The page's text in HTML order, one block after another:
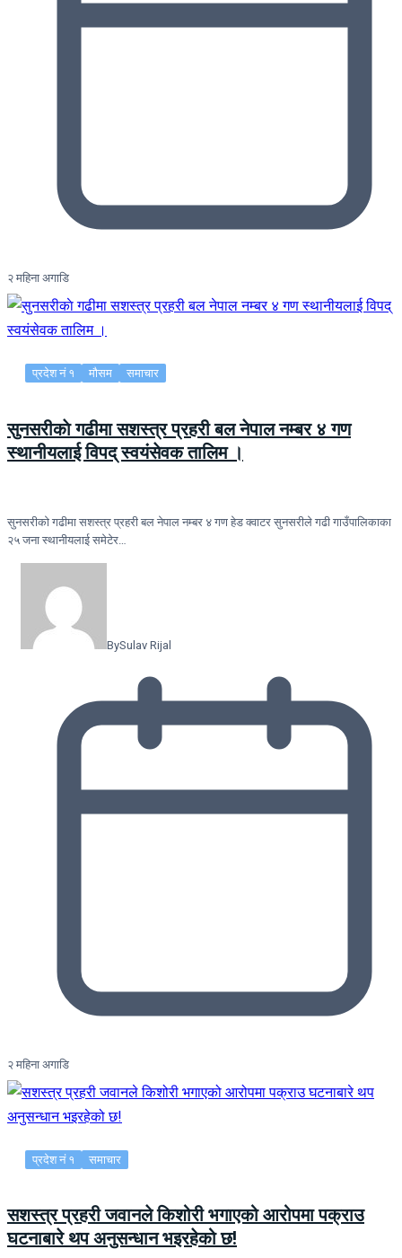
२ महिना अगाडि
प्रदेश नं १ मौसम समाचार
सुनसरीकाे गढीमा सशस्त्र प्रहरी बल नेपाल नम्बर ४ गण
स्थानीयलाई विपद् स्वयंसेवक तालिम ।
सुनसरीकाे गढीमा सशस्त्र प्रहरी बल नेपाल नम्बर ४ गण हेड क्वाटर सुनसरीले गढी गाउँपालिकाका
२५ जना स्थानीयलाई समेटेर…
BySulav Rijal
२ महिना अगाडि
प्रदेश नं १ समाचार
सशस्त्र प्रहरी जवानले किशोरी भगाएको आरोपमा पक्राउ
घटनाबारे थप अनुसन्धान भइरहेको छ!